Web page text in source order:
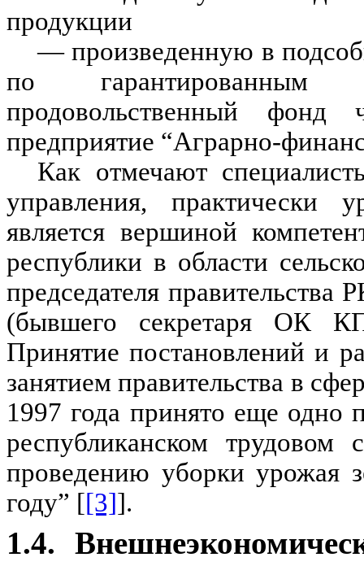
продукции
— произведенную в
по гарантированным
продовольственный фонд
предприятие “Аграрно-
Как отмечают
управления, практически
является вершиной
республики в области
председателя правительства
(бывшего секретаря ОК
Принятие постановлений и
занятием правительства в
1997 года принято еще одно
республиканском трудовом
проведению уборки урожая
году” [[3]].
1.4.